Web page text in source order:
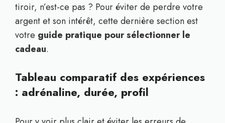
tiroir, n’est-ce pas ? Pour éviter de perdre votre
argent et son intérêt, cette dernière section est
votre guide pratique pour sélectionner le
cadeau.
Tableau comparatif des expériences
: adrénaline, durée, profil